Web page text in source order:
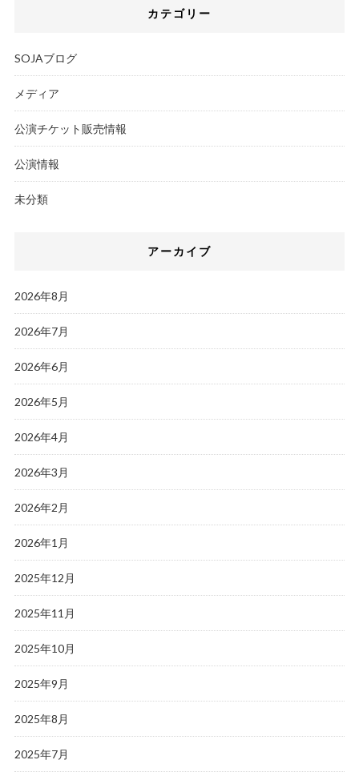
カテゴリー
SOJAブログ
メディア
公演チケット販売情報
公演情報
未分類
アーカイブ
2026年8月
2026年7月
2026年6月
2026年5月
2026年4月
2026年3月
2026年2月
2026年1月
2025年12月
2025年11月
2025年10月
2025年9月
2025年8月
2025年7月